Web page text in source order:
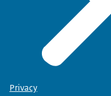
Privacy